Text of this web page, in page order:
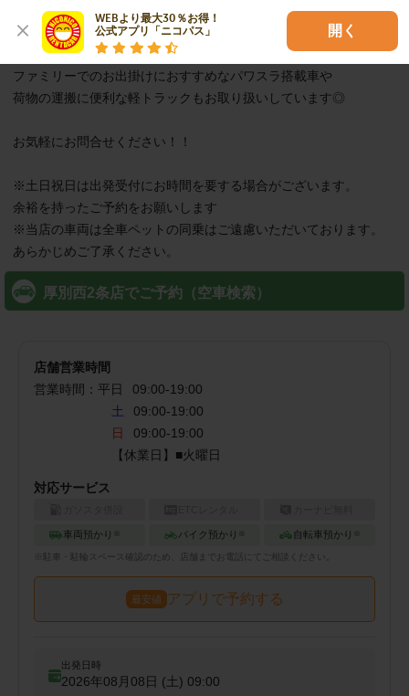
WEBより最大30％お得！
公式アプリ「ニコパス」
開く
■洗車・美装に自信あり！
店舗の目の前で出発ご帰着OK♪
ファミリーでのお出掛けにおすすめなパワスラ搭載車や
荷物の運搬に便利な軽トラックもお取り扱いしています◎
お気軽にお問合せください！！
※土日祝日は出発受付にお時間を要する場合がございます。
余裕を持ったご予約をお願いします
※当店の車両は全車ペットの同乗はご遠慮いただいております。
あらかじめご了承ください。
厚別西2条店でご予約（空車検索）
店舗営業時間
営業時間： 平日 09:00-19:00
土
09:00-19:00
日
09:00-19:00
【休業日】■火曜日
対応サービス
車両預かり ※ バイク預かり ※ 自転車預かり ※
※ 駐車・駐輪 スペース確認のため、店舗までお電話にてご相談ください。
最安値 アプリで予約する
出発日時
2026年08月08日 (土) 09:00